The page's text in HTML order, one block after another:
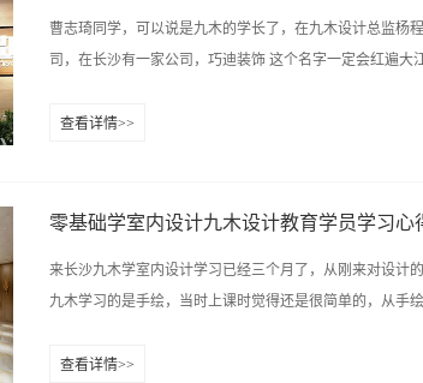
多多练习，包括一些细节方面也要多注意。室内装修是个
懂整个工程材料的特征、性能和用途，什么地方用什么材
装修是没有标准的，没有一个行业内的定性概论，老师也
曹志琦同学，可以说是九木的学长了，在九木设计总监杨
司，在长沙有一家公司，巧迪装饰 这个名字一定会红遍大
查看详情>>
零基础学室内设计九木设计教育学员学习心
来长沙九木学室内设计学习已经三个月了，从刚来对设计
九木学习的是手绘，当时上课时觉得还是很简单的，从手
查看详情>>